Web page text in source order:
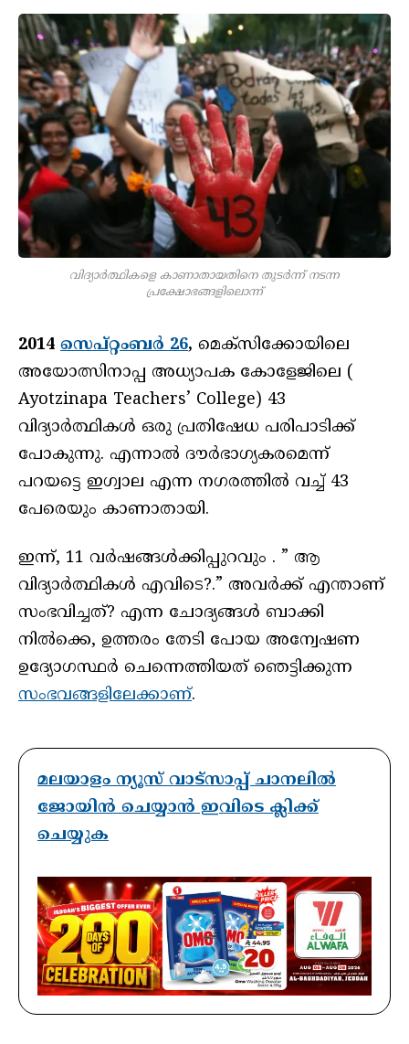
വിദ്യാർത്ഥികളെ കാണാതായതിനെ തുടർന്ന് നടന്ന
പ്രക്ഷോഭങ്ങളിലൊന്ന്
2014 സെപ്റ്റംബർ 26, മെക്സിക്കോയിലെ
അയോത്സിനാപ്പ അധ്യാപക കോളേജിലെ (
Ayotzinapa Teachers’ College) 43
വിദ്യാർത്ഥികൾ ഒരു പ്രതിഷേധ പരിപാടിക്ക്
പോകുന്നു. എന്നാൽ ദൗർഭാഗ്യകരമെന്ന്
പറയട്ടെ ഇഗ്വാല എന്ന നഗരത്തിൽ വച്ച് 43
പേരെയും കാണാതായി.
ഇന്ന്, 11 വർഷങ്ങൾക്കിപ്പുറവും . ” ആ
വിദ്യാർത്ഥികൾ എവിടെ?.” അവർക്ക് എന്താണ്
സംഭവിച്ചത്? എന്ന ചോദ്യങ്ങൾ ബാക്കി
നിൽക്കെ, ഉത്തരം തേടി പോയ അന്വേഷണ
ഉദ്യോഗസ്ഥർ ചെന്നെത്തിയത് ഞെട്ടിക്കുന്ന
സംഭവങ്ങളിലേക്കാണ്.
മലയാളം ന്യൂസ് വാട്സാപ്പ് ചാനലിൽ
ജോയിൻ ചെയ്യാൻ ഇവിടെ ക്ലിക്ക്
ചെയ്യുക